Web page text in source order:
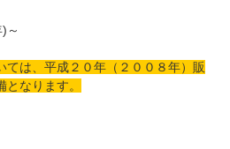
～
ては、平成２０年（２００８年）販
なります。